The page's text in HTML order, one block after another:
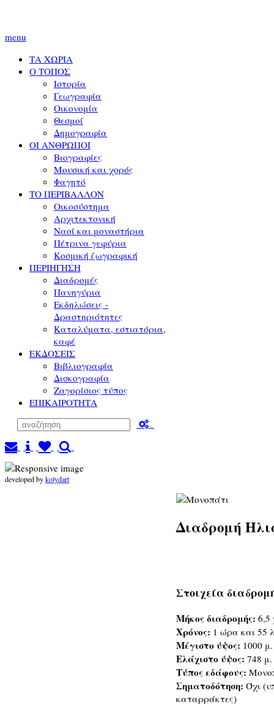
menu
ΤΑ ΧΩΡΙΑ
Ο ΤΟΠΟΣ
Ιστορία
Γεωγραφία
Οικονομία
Θεσμοί
Δημογραφία
ΟΙ ΑΝΘΡΩΠΟΙ
Βιογραφίες
Μουσική και χορός
Φαγητό
ΤΟ ΠΕΡΙΒΑΛΛΟΝ
Οικοσύστημα
Αρχιτεκτονική
Ναοί και μοναστήρια
Πέτρινα γεφύρια
Κοσμική ζωγραφική
ΠΕΡΙΗΓΗΣΗ
Διαδρομές
Πανηγύρια
Εκδηλώσεις -
Δραστηριότητες
Καταλύματα, εστιατόρια,
καφέ
ΕΚΔΟΣΕΙΣ
Βιβλιογραφία
Δισκογραφία
Ζαγορίσιος τύπος
ΕΠΙΚΑΙΡΟΤΗΤΑ
developed bykolydart
Διαδρομή
Στοιχεία
Μήκος διαδρομής: 6,5
Χρόνος: 1 ώρα και 55
Μέγιστο ύψος: 1000 μ.
Ελάχιστο ύψος: 748 μ.
Τύπος εδάφους:
Σηματοδότηση: Όχι
καταρράκτες)